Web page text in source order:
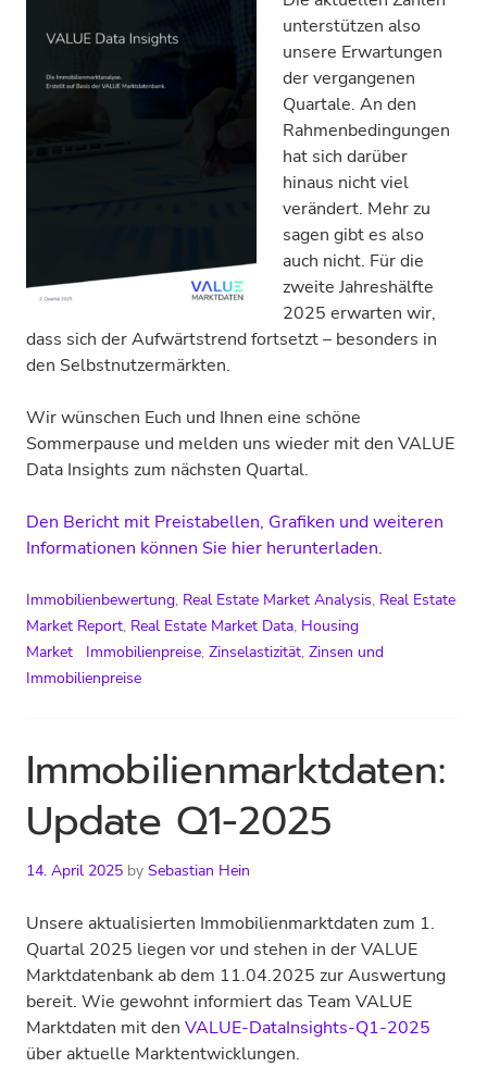
unterstützen also
unsere Erwartungen
der vergangenen
Quartale. An den
Rahmenbedingungen
hat sich darüber
hinaus nicht viel
verändert. Mehr zu
sagen gibt es also
auch nicht. Für die
zweite Jahreshälfte
2025 erwarten wir,
dass sich der Aufwärtstrend fortsetzt – besonders in
den Selbstnutzermärkten.
Wir wünschen Euch und Ihnen eine schöne
Sommerpause und melden uns wieder mit den VALUE
Data Insights zum nächsten Quartal.
Den Bericht mit Preistabellen, Grafiken und weiteren
Informationen können Sie hier herunterladen.
Immobilienbewertung, Real Estate Market Analysis, Real Estate
Market Report, Real Estate Market Data, Housing
Market
Immobilienpreise, Zinselastizität, Zinsen und
Immobilienpreise
Immobilienmarktdaten:
Update Q1-2025
14. April 2025 by Sebastian Hein
Unsere aktualisierten Immobilienmarktdaten zum 1.
Quartal 2025 liegen vor und stehen in der VALUE
Marktdatenbank ab dem 11.04.2025 zur Auswertung
bereit. Wie gewohnt informiert das Team VALUE
Marktdaten mit den VALUE-DataInsights-Q1-2025
über aktuelle Marktentwicklungen.